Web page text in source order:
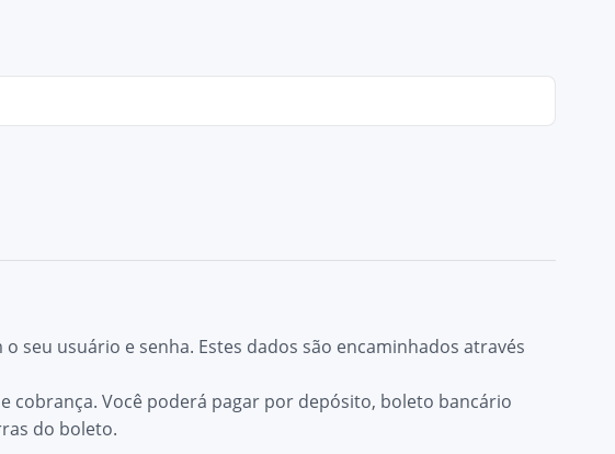
seu usuário e senha. Estes dados são encaminhados através
cobrança. Você poderá pagar por depósito, boleto bancário
do boleto.